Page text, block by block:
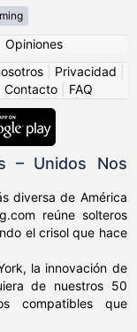
Opiniones
Privacidad
Contacto FAQ
– Unidos Nos
diversa de América
reúne solteros
el crisol que hace
la innovación de
de nuestros 50
compatibles que